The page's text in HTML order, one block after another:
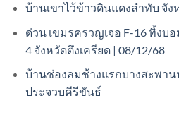
บ้านเขาไว้ข้าวดินแดงลำทับ จัง
ด่วน เขมรครวญเจอ F-16 ทิ้งบ
4 จังหวัดตึงเครียด | 08/12/68
บ้านช่องลมช้างแรกบางสะพาน
ประจวบคีรีขันธ์